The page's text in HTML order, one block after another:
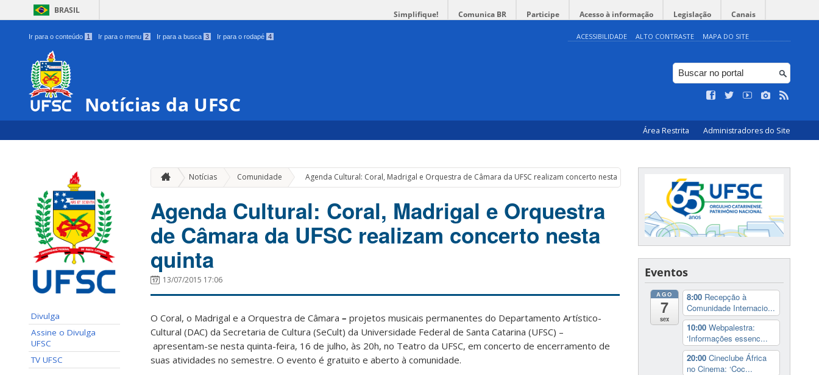
BRASIL Simplifique! Comunica BR Participe Acesso à informação Legislação Canais
Ir para o conteúdo 1 Ir para o menu 2 Ir para a busca 3 Ir para o rodapé 4 ACESSIBILIDADE ALTO CONTRASTE MAPA DO SITE
Notícias da UFSC
Área Restrita Administradores do Site
Divulga
Assine o Divulga
UFSC
TV UFSC
Notícias Comunidade » Agenda Cultural: Coral, Madrigal e Orquestra de Câmara da UFSC realizam concerto nesta quinta
Agenda Cultural: Coral, Madrigal e Orquestra
de Câmara da UFSC realizam concerto nesta
quinta
13/07/2015 17:06
O Coral, o Madrigal e a Orquestra de Câmara – projetos musicais permanentes do Departamento Artístico-
Cultural (DAC) da Secretaria de Cultura (SeCult) da Universidade Federal de Santa Catarina (UFSC) –
apresentam-se nesta quinta-feira, 16 de julho, às 20h, no Teatro da UFSC, em concerto de encerramento de
suas atividades no semestre. O evento é gratuito e aberto à comunidade.
Eventos
AGO
7
sex
8:00 Recepção à
Comunidade Internacio...
10:00 Webpalestra:
‘Informações essenc...
20:00 Cineclube África
no Cinema: ‘Coc...